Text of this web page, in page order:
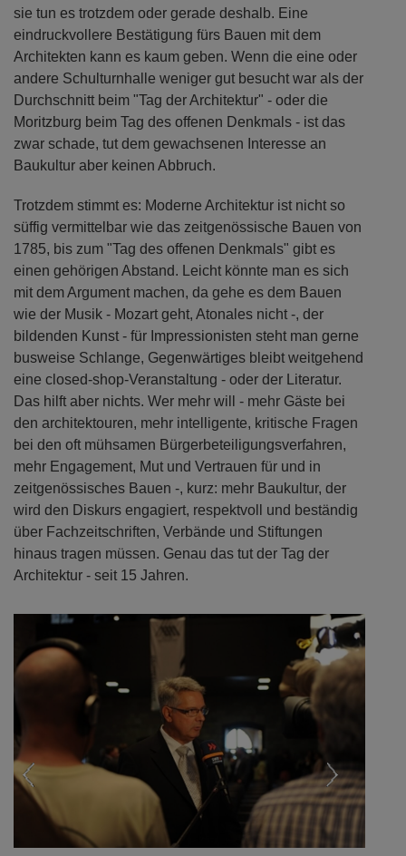
sie tun es trotzdem oder gerade deshalb. Eine
eindruckvollere Bestätigung fürs Bauen mit dem
Architekten kann es kaum geben. Wenn die eine oder
andere Schulturnhalle weniger gut besucht war als der
Durchschnitt beim "Tag der Architektur" - oder die
Moritzburg beim Tag des offenen Denkmals - ist das
zwar schade, tut dem gewachsenen Interesse an
Baukultur aber keinen Abbruch.
Trotzdem stimmt es: Moderne Architektur ist nicht so
süffig vermittelbar wie das zeitgenössische Bauen von
1785, bis zum "Tag des offenen Denkmals" gibt es
einen gehörigen Abstand. Leicht könnte man es sich
mit dem Argument machen, da gehe es dem Bauen
wie der Musik - Mozart geht, Atonales nicht -, der
bildenden Kunst - für Impressionisten steht man gerne
busweise Schlange, Gegenwärtiges bleibt weitgehend
eine closed-shop-Veranstaltung - oder der Literatur.
Das hilft aber nichts. Wer mehr will - mehr Gäste bei
den architektouren, mehr intelligente, kritische Fragen
bei den oft mühsamen Bürgerbeteiligungsverfahren,
mehr Engagement, Mut und Vertrauen für und in
zeitgenössisches Bauen -, kurz: mehr Baukultur, der
wird den Diskurs engagiert, respektvoll und beständig
über Fachzeitschriften, Verbände und Stiftungen
hinaus tragen müssen. Genau das tut der Tag der
Architektur - seit 15 Jahren.
Previous Next